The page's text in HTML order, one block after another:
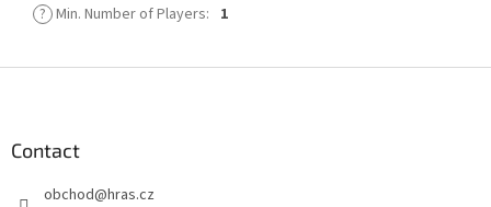
? Min. Number of Players: 1
Contact
obchod@hras.cz